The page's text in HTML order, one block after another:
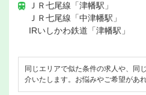
ＪＲ七尾線「津幡駅」
ＪＲ七尾線「中津幡駅」
IRいしかわ鉄道「津幡駅」
同じエリアで似た条件の求人や、同
介いたします。お悩みやご希望があ